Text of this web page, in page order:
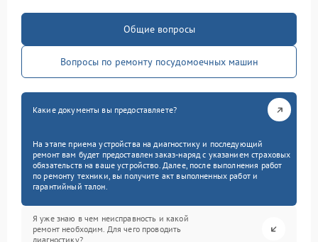
Общие вопросы
Вопросы по ремонту посудомоечных машин
Какие документы вы предоставляете?
На этапе приема устройства на диагностику и последующий
ремонт вам будет предоставлен заказ-наряд с указанием страховых
обязательств на ваше устройство. Далее, после выполнения работ
по ремонту техники, вы получите акт выполненных работ и
гарантийный талон.
Я уже знаю в чем неисправность и какой
ремонт необходим. Для чего проводить
диагностику?